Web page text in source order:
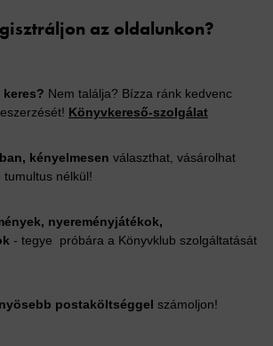
az oldalunkon?
Nem találja? Bízza ránk kedvenc
Könyvkereső-szolgálat
kényelmesen választhat, vásárolhat
tumultus nélkül!
nyereményjátékok,
- tegye próbára a Könyvklub szolgáltatását
postaköltséggel számoljon!